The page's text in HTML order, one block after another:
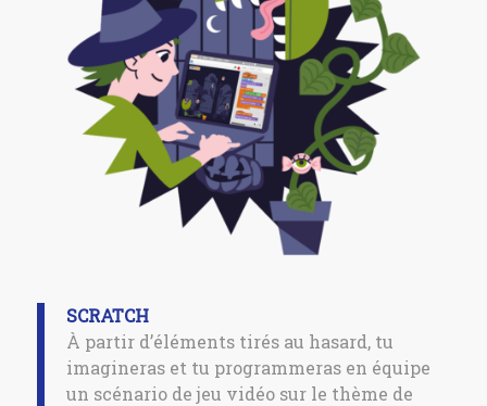
SCRATCH
À partir d’éléments tirés au hasard, tu
imagineras et tu programmeras en équipe
un scénario de jeu vidéo sur le thème de